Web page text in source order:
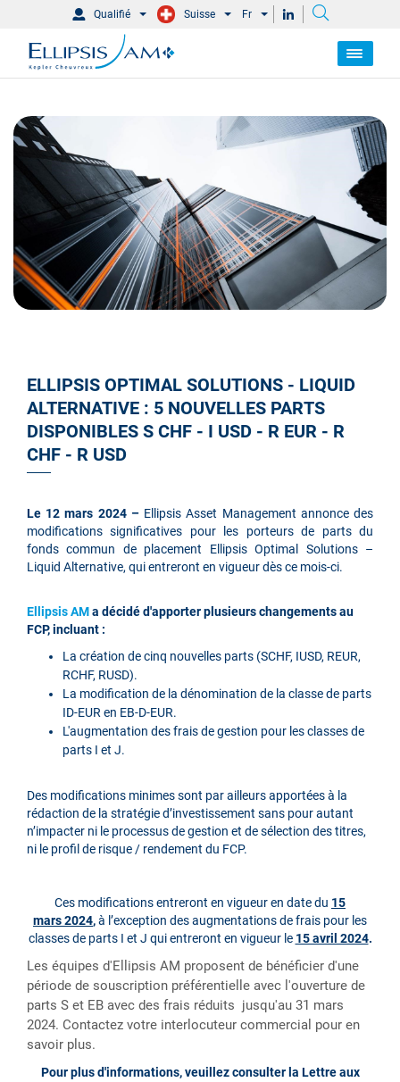
Qualifié Suisse Fr
ELLIPSIS OPTIMAL SOLUTIONS - LIQUID
ALTERNATIVE : 5 NOUVELLES PARTS
DISPONIBLES S CHF - I USD - R EUR - R
CHF - R USD
Le 12 mars 2024 – Ellipsis Asset Management annonce des
modifications significatives pour les porteurs de parts du
fonds commun de placement Ellipsis Optimal Solutions –
Liquid Alternative, qui entreront en vigueur dès ce mois-ci.
Ellipsis AMa décidé d'apporter plusieurs changements au
FCP, incluant :
La création de cinq nouvelles parts (SCHF, IUSD, REUR,
RCHF, RUSD).
La modification de la dénomination de la classe de parts
ID-EUR en EB-D-EUR.
L'augmentation des frais de gestion pour les classes de
parts I et J.
Des modifications minimes sont par ailleurs apportées à la
rédaction de la stratégie d’investissement sans pour autant
n’impacter ni le processus de gestion et de sélection des titres,
ni le profil de risque / rendement du FCP.
Ces modifications entreront en vigueur en date du 15
mars 2024,à l’exception des augmentations de frais pour les
classes de parts I et J qui entreront en vigueur le 15 avril 2024.
Les équipes d'Ellipsis AM proposent de bénéficier d'une
période de souscription préférentielle avec l'ouverture de
parts S et EB avec des frais réduits jusqu'au 31 mars
2024. Contactez votre interlocuteur commercial pour en
savoir plus.
Pour plus d'informations, veuillez consulter la Lettre aux